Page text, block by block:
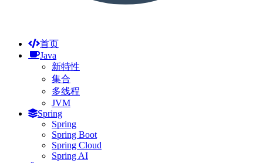
首页
Java
新特性
集合
多线程
JVM
Spring
Spring
Spring Boot
Spring Cloud
Spring AI